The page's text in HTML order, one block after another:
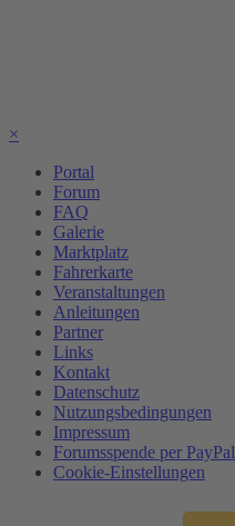
×
Portal
Forum
FAQ
Galerie
Marktplatz
Fahrerkarte
Veranstaltungen
Anleitungen
Partner
Links
Kontakt
Datenschutz
Nutzungsbedingungen
Impressum
Forumsspende per PayPal
Cookie-Einstellungen